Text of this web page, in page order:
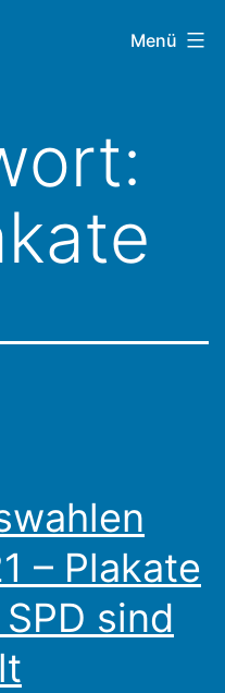
Menü
– Plakate
sind